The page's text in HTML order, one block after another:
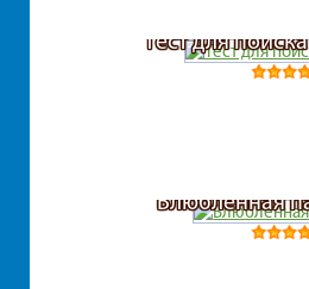
Тест для
Влюбленная